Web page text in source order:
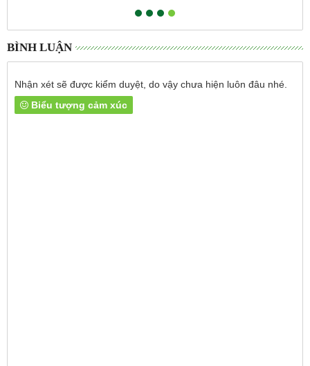
BÌNH LUẬN
Nhận xét sẽ được kiểm duyệt, do vậy chưa hiện luôn đâu nhé.
Biểu tượng cảm xúc